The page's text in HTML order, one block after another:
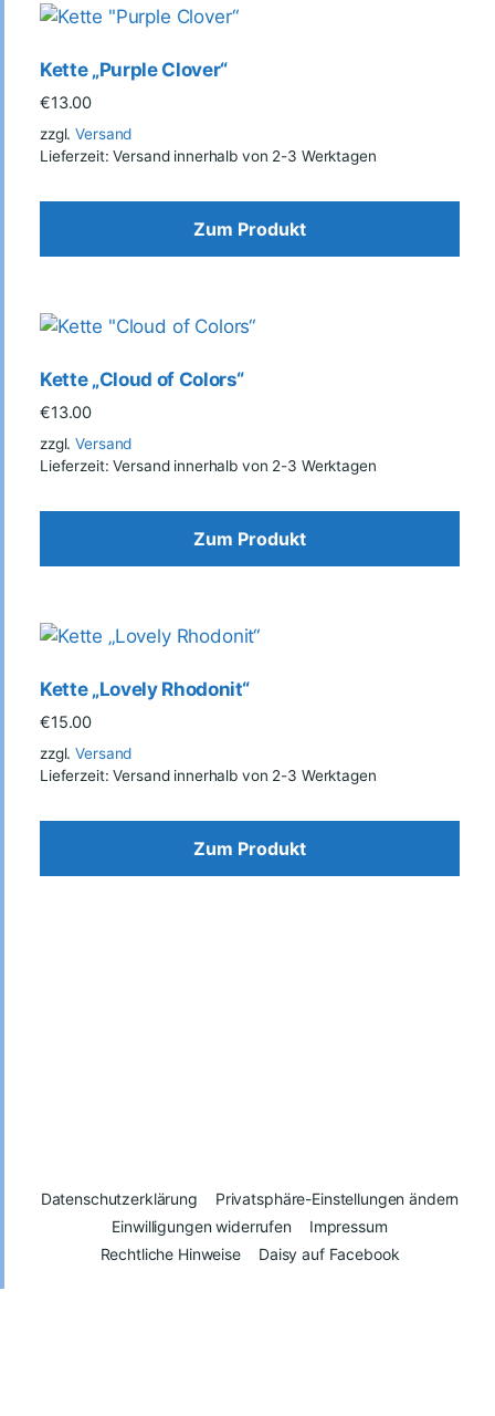
Kette „Purple Clover“
€13.00
zzgl.Versand
Lieferzeit: Versand innerhalb von 2-3 Werktagen
Zum Produkt
Kette „Cloud of Colors“
€13.00
zzgl.Versand
Lieferzeit: Versand innerhalb von 2-3 Werktagen
Zum Produkt
Kette „Lovely Rhodonit“
€15.00
zzgl.Versand
Lieferzeit: Versand innerhalb von 2-3 Werktagen
Zum Produkt
Datenschutzerklärung
Privatsphäre-Einstellungen ändern
Einwilligungen widerrufen
Impressum
Rechtliche Hinweise
Daisy auf Facebook